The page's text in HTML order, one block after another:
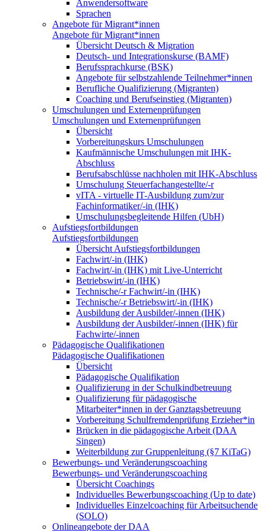
Anwendersoftware
Sprachen
Angebote für Migrant*innen
Angebote für Migrant*innen
Übersicht Deutsch & Migration
Deutsch- und Integrationskurse (BAMF)
Berufssprachkurse (BSK)
Angebote für selbstzahlende Teilnehmer*innen
Berufliche Qualifizierung (Migranten)
Coaching und Berufseinstieg (Migranten)
Umschulungen und Externenprüfungen
Umschulungen und Externenprüfungen
Übersicht
Vorbereitungskurs Umschulungen
Kaufmännische Umschulungen mit IHK-
Abschluss
Berufsabschlüsse nachholen mit IHK-Abschluss
Umschulung Steuerfachangestellte/-r
vITA - virtuelle IT-Ausbildung zum/zur
Fachinformatiker/-in (IHK)
Umschulungsbegleitende Hilfen (UbH)
Aufstiegsfortbildungen
Aufstiegsfortbildungen
Übersicht Aufstiegsfortbildungen
Fachwirt/-in (IHK)
Fachwirt/-in (IHK) mit Live-Unterricht
Betriebswirt/-in (IHK)
Technische/-r Fachwirt/-in (IHK)
Technische/-r Betriebswirt/-in (IHK)
Ausbildung der Ausbilder/-innen (IHK)
Ausbildung der Ausbilder/-innen (IHK) für
Fachwirte/-innen
Pädagogische Qualifikationen
Pädagogische Qualifikationen
Übersicht
Pädagogische Qualifikation
Qualifizierung in der Schulkindbetreuung
Qualifizierung für pädagogische
Mitarbeiter*innen in der Ganztagsbetreuung
Vorbereitung Schulfremdenprüfung Erzieher*in
Brücken in die pädagogische Arbeit (DAA
Singen)
Weiterbildung zur Gruppenleitung (§7 KiTaG)
Bewerbungs- und Veränderungscoaching
Bewerbungs- und Veränderungscoaching
Übersicht Coachings
Individuelles Bewerbungscoaching (Up to date)
Individuelles Einzelcoaching für Arbeitsuchende
(SOLO)
Onlineangebote der DAA